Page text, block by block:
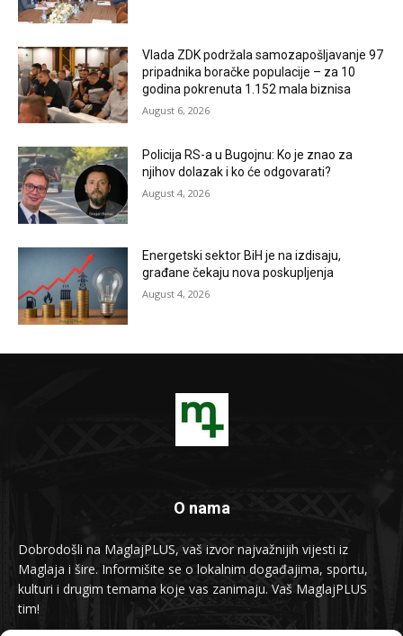
Vlada ZDK podržala samozapošljavanje 97
pripadnika boračke populacije – za 10
godina pokrenuta 1.152 mala biznisa
August 6, 2026
Policija RS-a u Bugojnu: Ko je znao za
njihov dolazak i ko će odgovarati?
August 4, 2026
Energetski sektor BiH je na izdisaju,
građane čekaju nova poskupljenja
August 4, 2026
O nama
Dobrodošli na MaglajPLUS, vaš izvor najvažnijih vijesti iz
Maglaja i šire. Informišite se o lokalnim događajima, sportu,
kulturi i drugim temama koje vas zanimaju. Vaš MaglajPLUS
tim!